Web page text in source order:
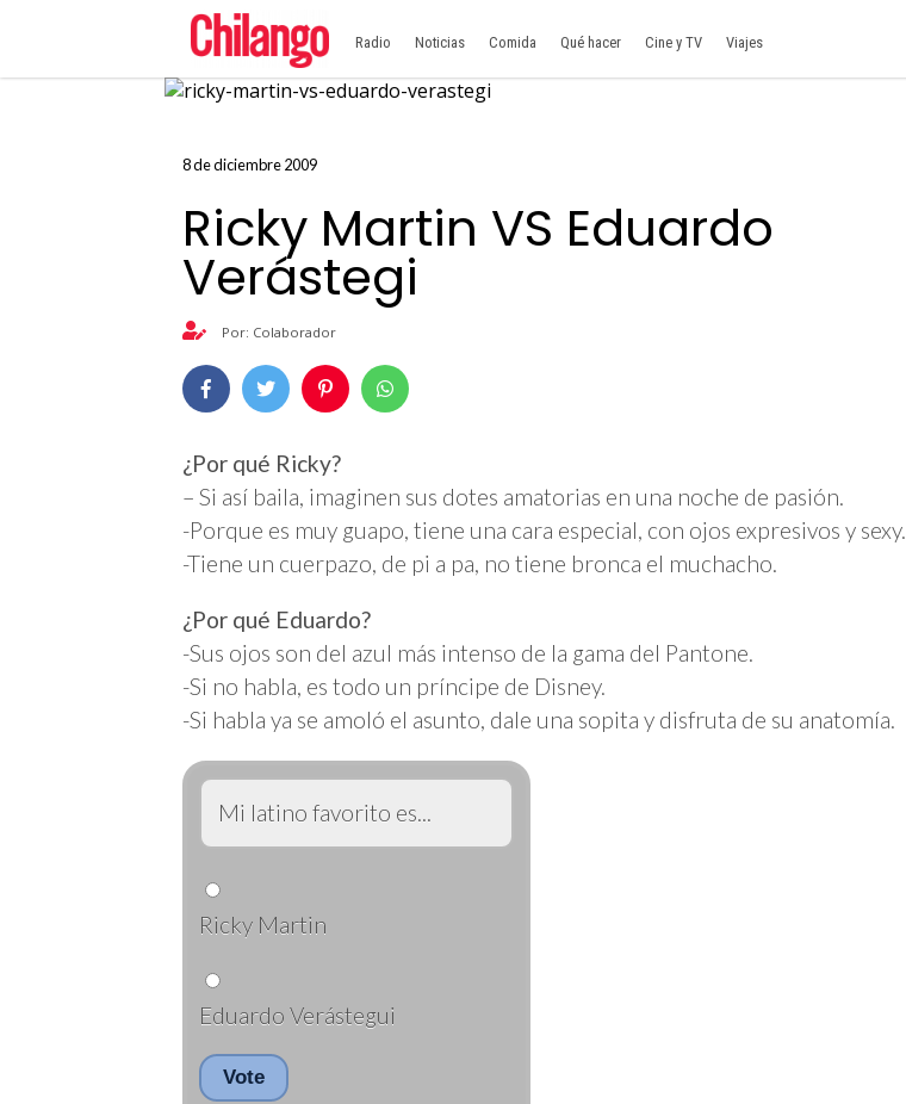
Radio Noticias Comida Qué hacer Cine y TV Viajes
8 de diciembre 2009
Ricky Martin VS Eduardo
Verástegi
Por: Colaborador
¿Por qué Ricky?
– Si así baila, imaginen sus dotes amatorias en una noche de pasión.
-Porque es muy guapo, tiene una cara especial, con ojos expresivos y sexy.
-Tiene un cuerpazo, de pi a pa, no tiene bronca el muchacho.
¿Por qué Eduardo?
-Sus ojos son del azul más intenso de la gama del Pantone.
-Si no habla, es todo un príncipe de Disney.
-Si habla ya se amoló el asunto, dale una sopita y disfruta de su anatomía.
Mi latino favorito es...
Ricky Martin
Eduardo Verástegui
Vote